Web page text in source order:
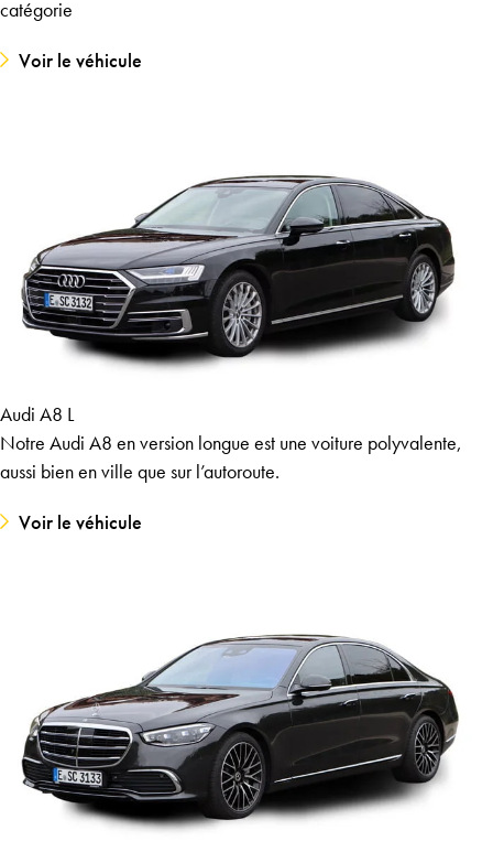
catégorie
Voir le véhicule
Audi A8 L
Notre Audi A8 en version longue est une voiture polyvalente,
aussi bien en ville que sur l’autoroute.
Voir le véhicule